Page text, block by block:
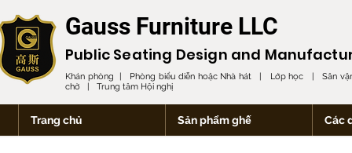
Gauss Furniture LLC
Public Seating Design and
Khán phòng | Phòng biểu diễn hoặc Nhà hát | Lớp học | Sân
chờ | Trung tâm Hội nghị
Trang chủ Sản phẩm ghế Các